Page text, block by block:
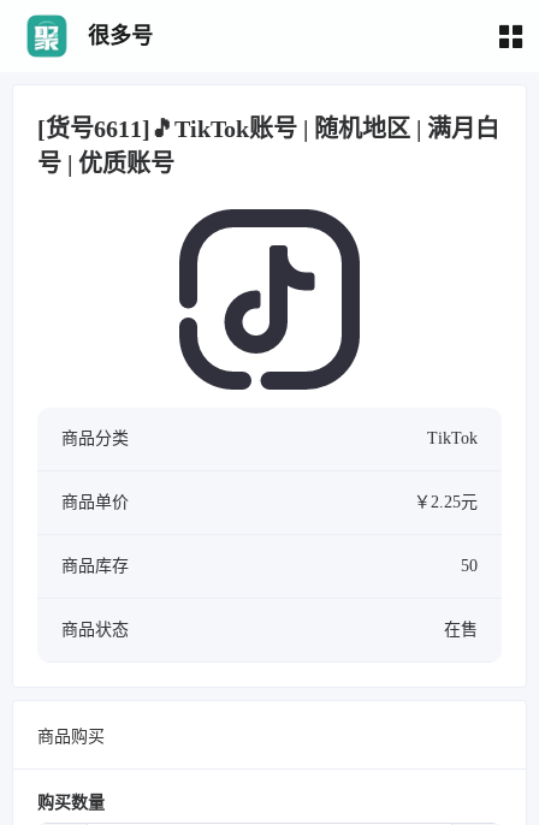
很多号
[货号6611]🎵TikTok账号 | 随机地区 | 满月白
号 | 优质账号
商品分类 TikTok
商品单价 ￥2.25元
商品库存 50
商品状态 在售
商品购买
购买数量